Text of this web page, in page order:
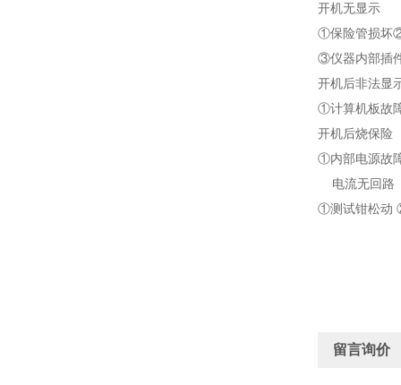
开机无显示
①保险管损坏
③仪器内部插
开机后非法显
①计算机板故
开机后烧保险
①内部电源故
电流无回路
①测试钳松动
留言询价